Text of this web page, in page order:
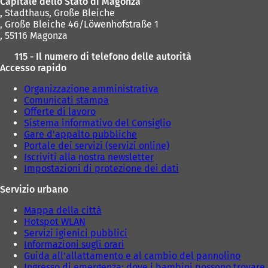
, Stadthaus, Große Bleiche
, Große Bleiche 46/Löwenhofstraße 1
, 55116 Magonza
115 - Il numero di telefono delle autorità
Accesso rapido
Organizzazione amministrativa
Comunicati stampa
Offerte di lavoro
Sistema informativo del Consiglio
Gare d'appalto pubbliche
Portale dei servizi (servizi online)
Iscriviti alla nostra newsletter
Impostazioni di protezione dei dati
Servizio urbano
Mappa della città
Hotspot WLAN
Servizi igienici pubblici
Informazioni sugli orari
Guida all'allattamento e al cambio del pannolino